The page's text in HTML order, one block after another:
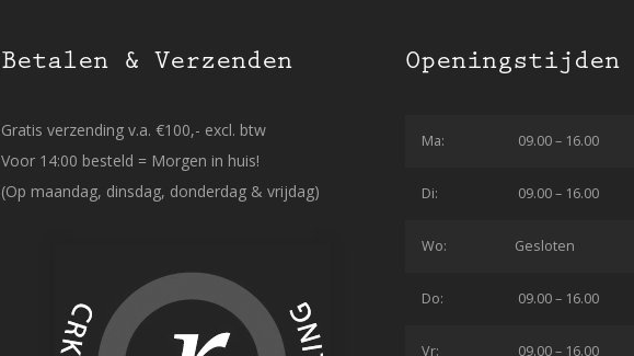
Betalen & Verzenden
Gratis verzending v.a. €100,- excl. btw
Voor 14:00 besteld = Morgen in huis!
(Op maandag, dinsdag, donderdag & vrijdag)
Openingstijden
Ma: 09.00 – 16.00
Di: 09.00 – 16.00
Wo: Gesloten
Do: 09.00 – 16.00
Vr: 09.00 – 16.00